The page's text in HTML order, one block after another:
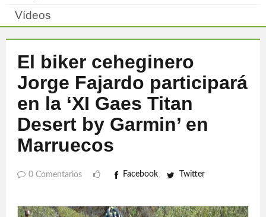
Vídeos
El biker ceheginero
Jorge Fajardo participará
en la ‘XI Gaes Titan
Desert by Garmin’ en
Marruecos
0 Comentarios Facebook Twitter